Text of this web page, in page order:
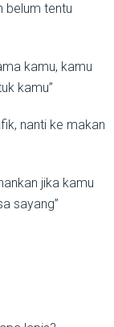
belum tentu
kamu, kamu
kamu”
nanti ke makan
jika kamu
sayang”